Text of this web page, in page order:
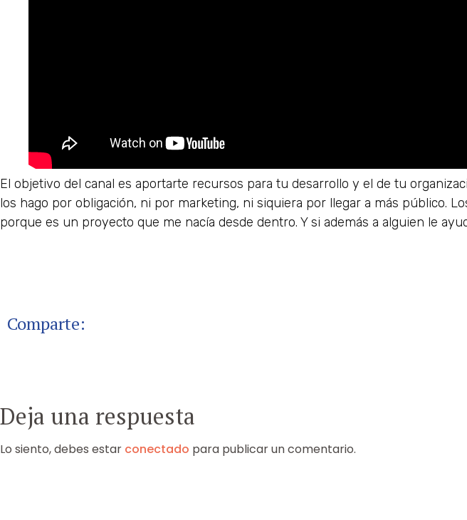
El objetivo del canal es aportarte recursos para tu desarrollo y el de tu
los hago por obligación, ni por marketing, ni siquiera por llegar a más público.
porque es un proyecto que me nacía desde dentro. Y si además a alguien le
Comparte:
Deja una respuesta
Lo siento, debes estar conectado para publicar un comentario.